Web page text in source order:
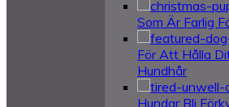
Som Är Farlig
För Att Hålla
Hundhår
Hundar Bli